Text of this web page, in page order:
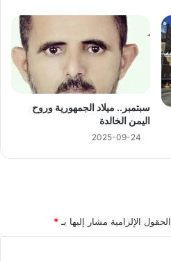
سبتمبر.. ميلاد الجمهورية وروح
اليمن الخالدة
2025-09-24
الحقول الإلزامية مشار إليها بـ *